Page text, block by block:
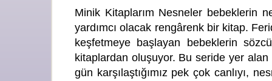
Minik Kitaplarım Nesneler bebeklerin
yardımcı olacak rengârenk bir kitap.
keşfetmeye başlayan bebeklerin
kitaplardan oluşuyor. Bu seride yer
gün karşılaştığımız pek çok canlıyı,